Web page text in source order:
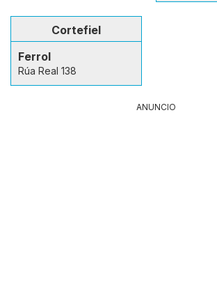
Cortefiel
Ferrol
Rúa Real 138
ANUNCIO